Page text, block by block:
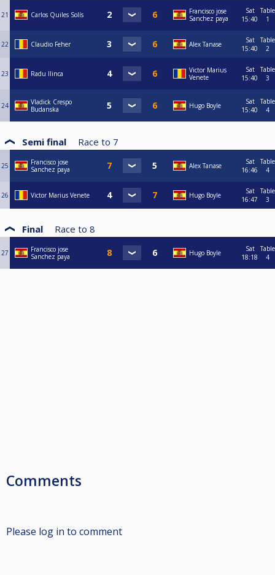
21 Carlos Quiles Solís
Francisco jose
Sanchez paya
Sat
15:40
Table
1
22 Claudio Feher Alex Tanase
Sat
15:40
Table
2
23 Radu Ilinca
Victor Marius
Venete
Sat
15:40
Table
3
24
Vladick Crespo
Budanska
Hugo Boyle
Sat
15:40
Table
4
Semi final Race to 7
25
Francisco jose
Sanchez paya
Alex Tanase
Sat
16:46
Table
4
26 Victor Marius Venete Hugo Boyle
Sat
16:47
Table
3
Final Race to 8
27
Francisco jose
Sanchez paya
Hugo Boyle
Sat
18:18
Table
4
Comments
Please log in to comment